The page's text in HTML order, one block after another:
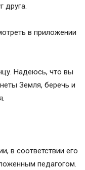
друга.
в приложении
Надеюсь, что вы
Земля, беречь и
в соответствии его
педагогом.